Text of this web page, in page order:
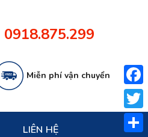
0918.875.299
Miễn phí vận chuyển
LIÊN HỆ